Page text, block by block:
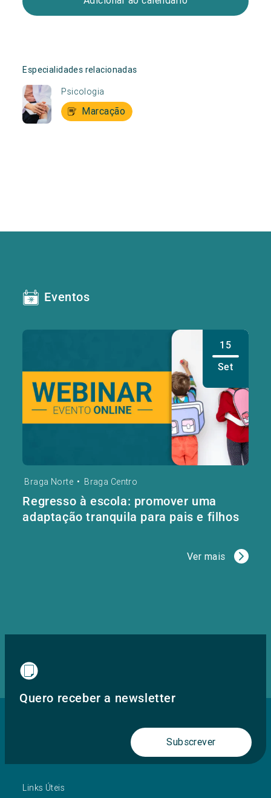
Especialidades relacionadas
Psicologia
Marcação
Eventos
15
Set
Braga Norte • Braga Centro
Regresso à escola: promover uma
adaptação tranquila para pais e filhos
Ver mais
Quero receber a newsletter
Subscrever
Links Úteis